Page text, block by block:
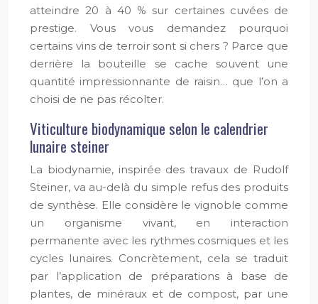
atteindre 20 à 40 % sur certaines cuvées de
prestige. Vous vous demandez pourquoi
certains vins de terroir sont si chers ? Parce que
derrière la bouteille se cache souvent une
quantité impressionnante de raisin… que l’on a
choisi de ne pas récolter.
Viticulture biodynamique selon le calendrier
lunaire steiner
La biodynamie, inspirée des travaux de Rudolf
Steiner, va au-delà du simple refus des produits
de synthèse. Elle considère le vignoble comme
un organisme vivant, en interaction
permanente avec les rythmes cosmiques et les
cycles lunaires. Concrètement, cela se traduit
par l’application de préparations à base de
plantes, de minéraux et de compost, par une